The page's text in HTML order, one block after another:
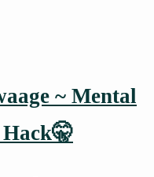
~ Mental